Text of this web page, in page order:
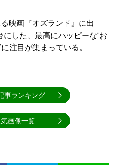
映画『オズランド』に出
にした、最高にハッピーな“お
注目が集まっている。
事ランキング
気画像一覧